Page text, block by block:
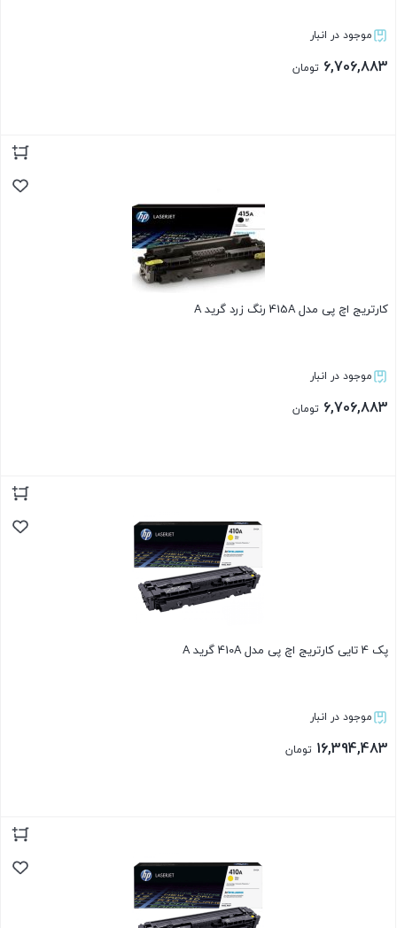
موجود در انبار
6,706,883 تومان
کارتریج اچ پی مدل 415A رنگ زرد گرید A
موجود در انبار
6,706,883 تومان
پک 4 تایی کارتریج اچ پی مدل 410A گرید A
موجود در انبار
16,394,483 تومان